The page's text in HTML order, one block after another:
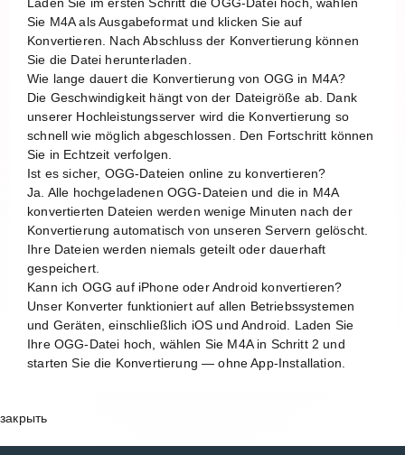
Sie M4A als Ausgabeformat und klicken Sie auf
Konvertieren. Nach Abschluss der Konvertierung können
Sie die Datei herunterladen.
Wie lange dauert die Konvertierung von OGG in M4A?
Die Geschwindigkeit hängt von der Dateigröße ab. Dank
unserer Hochleistungsserver wird die Konvertierung so
schnell wie möglich abgeschlossen. Den Fortschritt können
Sie in Echtzeit verfolgen.
Ist es sicher, OGG-Dateien online zu konvertieren?
Ja. Alle hochgeladenen OGG-Dateien und die in M4A
konvertierten Dateien werden wenige Minuten nach der
Konvertierung automatisch von unseren Servern gelöscht.
Ihre Dateien werden niemals geteilt oder dauerhaft
gespeichert.
Kann ich OGG auf iPhone oder Android konvertieren?
Unser Konverter funktioniert auf allen Betriebssystemen
und Geräten, einschließlich iOS und Android. Laden Sie
Ihre OGG-Datei hoch, wählen Sie M4A in Schritt 2 und
starten Sie die Konvertierung — ohne App-Installation.
закрыть